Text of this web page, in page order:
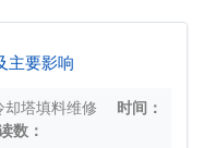
主要影响
却塔填料维修
时间：
数：